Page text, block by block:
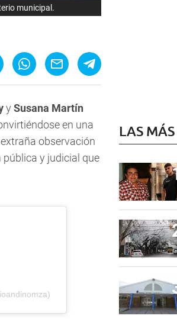
municipal.
y Susana Martín
en una
observación
pública y judicial que
LAS